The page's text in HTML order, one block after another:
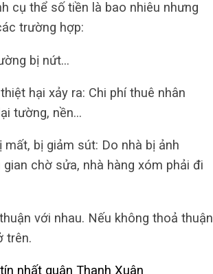
cụ thể số tiền là bao nhiêu nhưng
trường hợp:
bị nứt…
hại xảy ra: Chi phí thuê nhân
tường, nền…
bị giảm sút: Do nhà bị ảnh
chờ sửa, nhà hàng xóm phải đi
với nhau. Nếu không thoả thuận
trên.
nhất quận Thanh Xuân